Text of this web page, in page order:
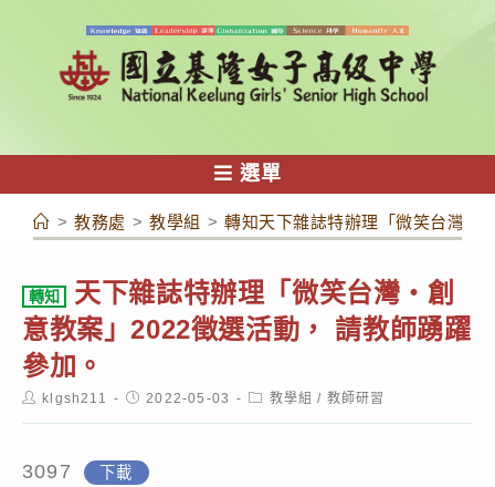
容
選單
> 教務處 > 教學組 > 轉知天下雜誌特辦理「微笑台灣‧
轉知
天下雜誌特辦理「微笑台灣‧創
意教案」2022徵選活動， 請教師踴躍
參加。
Postklgsh211
Post2022-05-03
Post教學組 / 教師研習
3097 下載